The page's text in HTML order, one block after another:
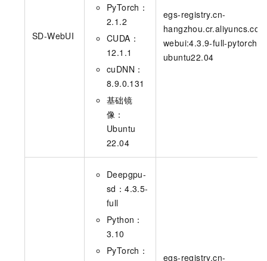
SD-WebUI
PyTorch：
2.1.2
CUDA：
12.1.1
cuDNN：
8.9.0.131
基础镜
像：
Ubuntu
22.04
egs-registry.cn-
webui:4.3.9-full-
ubuntu22.04
Deepgpu-
sd：4.3.5-
full
Python：
3.10
PyTorch：
egs-registry.cn-